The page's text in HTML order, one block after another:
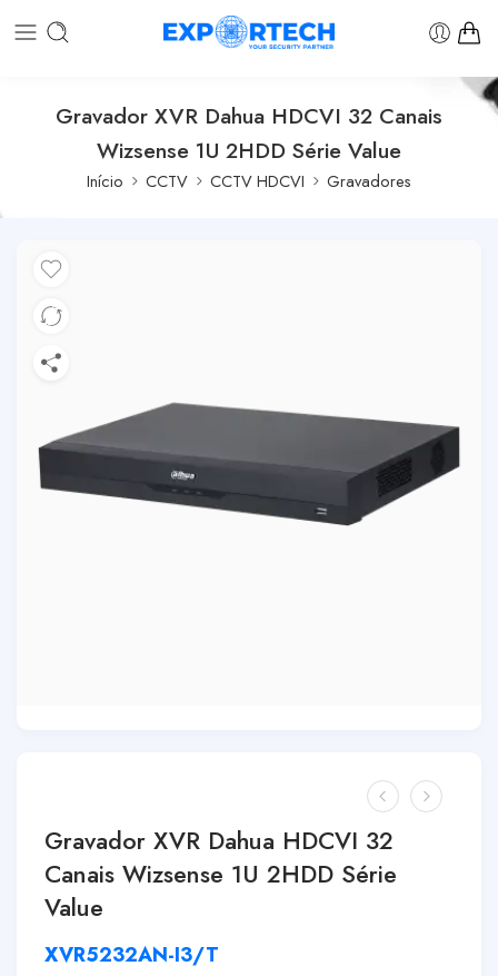
Gravador XVR Dahua HDCVI 32 Canais
Wizsense 1U 2HDD Série Value
Início CCTV CCTV HDCVI Gravadores
Gravador XVR Dahua HDCVI 32
Canais Wizsense 1U 2HDD Série
Value
XVR5232AN-I3/T